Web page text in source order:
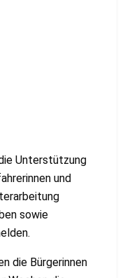
Unterstützung
und
sowie
die Bürgerinnen